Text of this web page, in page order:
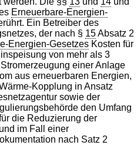
Erneuerbare-Energien-
Ein Betreiber des
der nach § 15Absatz 2
Energien-GesetzesKosten für
von mehr als 3
einer Anlage
aus erneuerbaren Energien,
Kopplung in Ansatz
sowie der
den Umfang
die Reduzierung der
im Fall einer
nach Satz 2